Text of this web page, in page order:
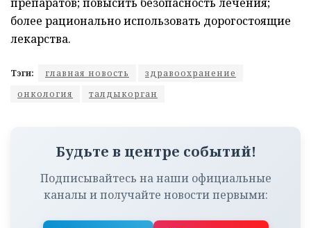
более рационально использовать дорогостоящие
лекарства.
Тэги: главная новость
здравоохранение
онкология
талдыкорган
Будьте в центре событий!
Подписывайтесь на наши официальные
каналы и получайте новости первыми: